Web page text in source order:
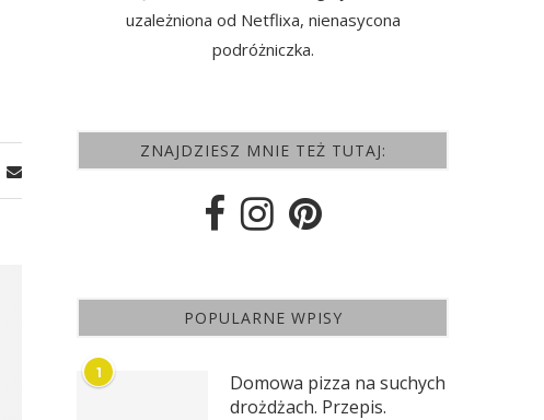
uzależniona od Netflixa, nienasycona
podróżniczka.
ZNAJDZIESZ MNIE TEŻ TUTAJ:
POPULARNE WPISY
1
Domowa pizza na suchych
drożdżach. Przepis.